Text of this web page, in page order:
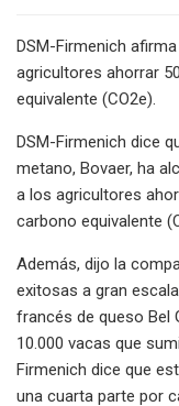
DSM-Firmenich
agricultores ahorrar
equivalente (CO2e).
DSM-Firmenich dice
metano, Bovaer, ha
a los agricultores
carbono equivalente
Además, dijo la
exitosas a gran
francés de queso Bel
10.000 vacas que
Firmenich dice que
una cuarta parte por